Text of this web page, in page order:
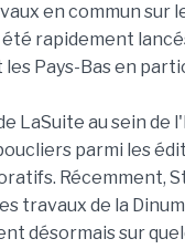
en commun sur
été rapidement
les Pays-Bas en
LaSuite au sein de
parmi les
Récemment,
travaux de la
désormais sur